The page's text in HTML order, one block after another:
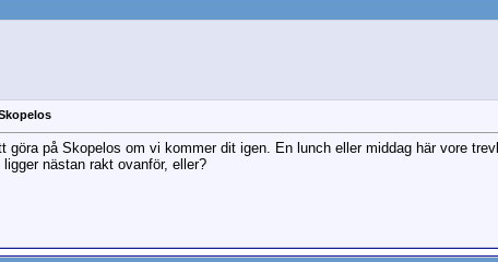
göra på Skopelos om vi kommer dit igen. En lunch eller middag här vore
nästan rakt ovanför, eller?